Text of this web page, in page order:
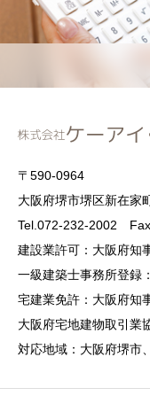
〒590-0964
大阪府堺市堺区新在家
Tel.072-232-2002
建設業許可：大阪府知
一級建築士事務所登録
宅建業免許：大阪府知
大阪府宅地建物取引
対応地域：大阪府堺市